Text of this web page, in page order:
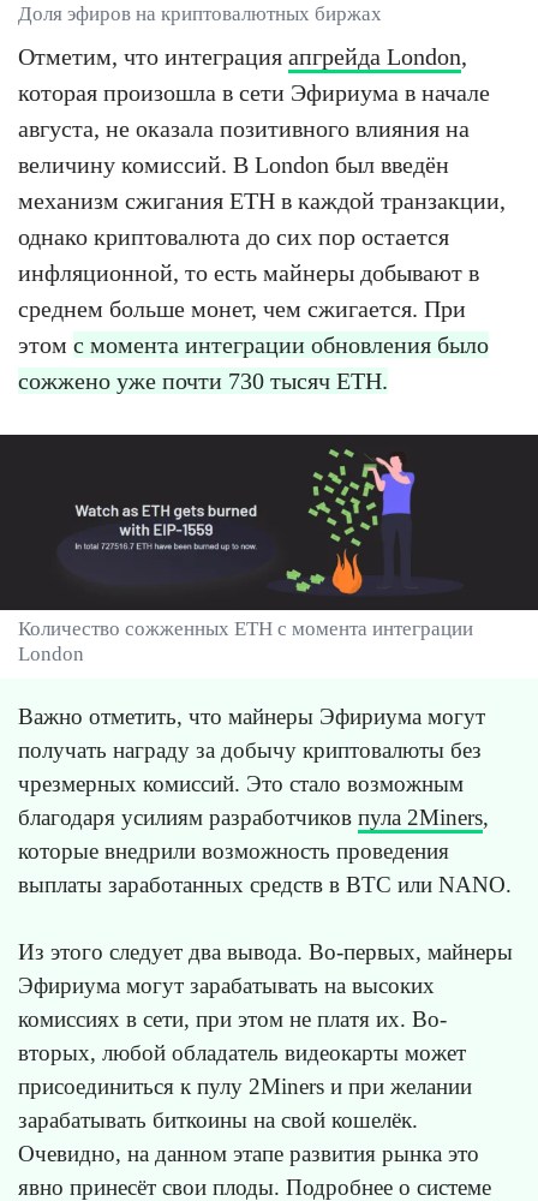
Доля эфиров на криптовалютных биржах
Отметим, что интеграция апгрейда London,
которая произошла в сети Эфириума в начале
августа, не оказала позитивного влияния на
величину комиссий. В London был введён
механизм сжигания ETH в каждой транзакции,
однако криптовалюта до сих пор остается
инфляционной, то есть майнеры добывают в
среднем больше монет, чем сжигается. При
этом с момента интеграции обновления было
сожжено уже почти 730 тысяч ETH.
Количество сожженных ETH с момента интеграции
London
Важно отметить, что майнеры Эфириума могут
получать награду за добычу криптовалюты без
чрезмерных комиссий. Это стало возможным
благодаря усилиям разработчиков пула 2Miners,
которые внедрили возможность проведения
выплаты заработанных средств в BTC или NANO.
Из этого следует два вывода. Во-первых, майнеры
Эфириума могут зарабатывать на высоких
комиссиях в сети, при этом не платя их. Во-
вторых, любой обладатель видеокарты может
присоединиться к пулу 2Miners и при желании
зарабатывать биткоины на свой кошелёк.
Очевидно, на данном этапе развития рынка это
явно принесёт свои плоды. Подробнее о системе